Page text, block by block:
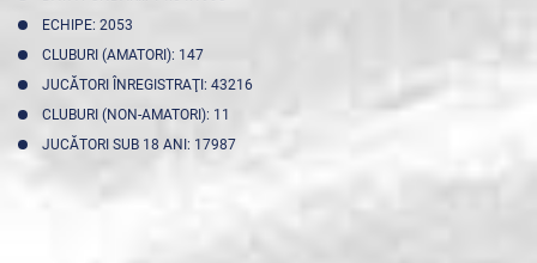
ECHIPE: 2053
CLUBURI (AMATORI): 147
JUCĂTORI ÎNREGISTRAŢI: 43216
CLUBURI (NON-AMATORI): 11
JUCĂTORI SUB 18 ANI: 17987